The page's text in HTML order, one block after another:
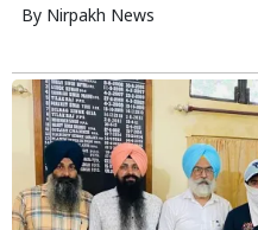
By Nirpakh News